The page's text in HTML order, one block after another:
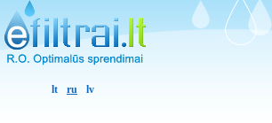
lt ru lv